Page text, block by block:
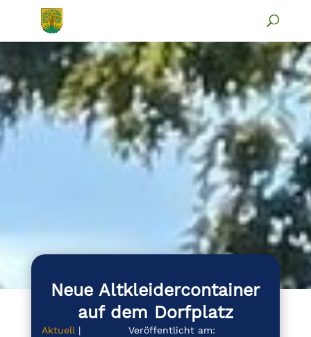
Neue Altkleidercontainer
auf dem Dorfplatz
Aktuell| Veröffentlicht am: